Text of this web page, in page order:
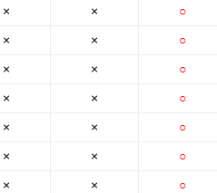
×
×
×
×
×
×
×
×
×
×
×
×
×
×
○
○
○
○
○
○
○